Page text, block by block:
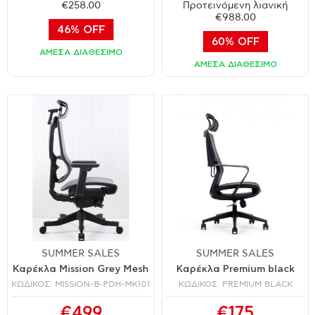
€258.00
46% OFF
ΑΜΕΣΑ ΔΙΑΘΕΣΙΜΟ
Προτεινόμενη λιανική
€988.00
60% OFF
ΑΜΕΣΑ ΔΙΑΘΕΣΙΜΟ
SUMMER SALES
Καρέκλα Mission Grey Mesh
ΚΩΔΙΚΟΣ: MISSION-B-PDH-MK101
SUMMER SALES
Καρέκλα Premium black
ΚΩΔΙΚΟΣ: PREMIUM BLACK